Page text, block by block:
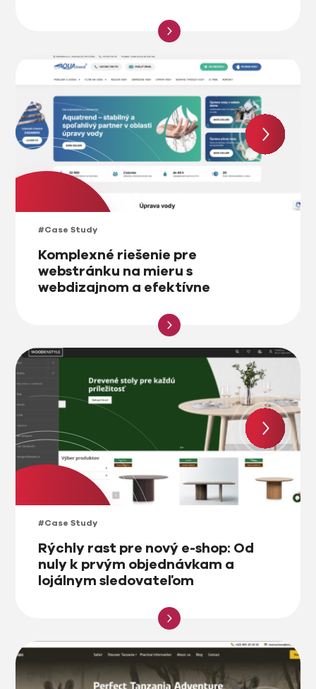
#Case Study
Komplexné riešenie pre
webstránku na mieru s
webdizajnom a efektívne
#Case Study
Rýchly rast pre nový e-shop: Od
nuly k prvým objednávkam a
lojálnym sledovateľom